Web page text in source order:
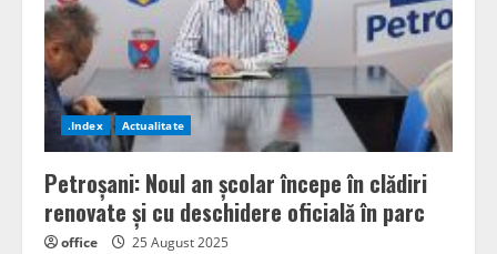
.Index Actualitate
Petroșani: Noul an școlar începe în clădiri
renovate și cu deschidere oficială în parc
office 25 August 2025